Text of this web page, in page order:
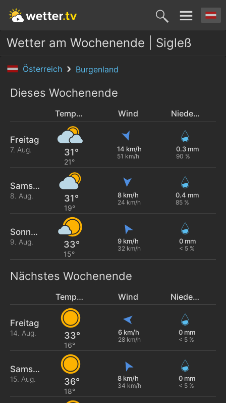
Wetter am Wochenende | Sigleß
Österreich Burgenland
Dieses Wochenende
Temperatur Wind Niederschlag
Freitag
7. Aug. 31°
21°
14 km/h
51 km/h
0.3 mm
90 %
Samstag
8. Aug. 31°
19°
8 km/h
24 km/h
0.4 mm
85 %
Sonntag
9. Aug. 33°
15°
9 km/h
32 km/h
0 mm
< 5 %
Nächstes Wochenende
Temperatur Wind Niederschlag
Freitag
14. Aug. 33°
16°
6 km/h
28 km/h
0 mm
< 5 %
Samstag
15. Aug. 36°
18°
8 km/h
34 km/h
0 mm
< 5 %